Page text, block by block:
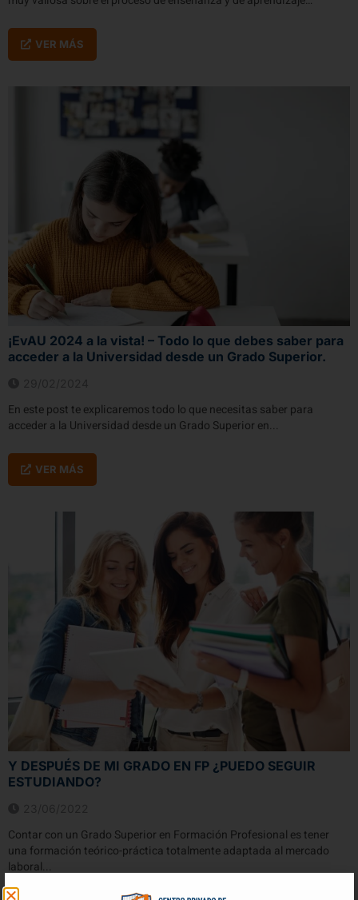
VER MÁS
¡EvAU 2024 a la vista! – Todo lo que debes saber para
acceder a la Universidad desde un Grado Superior.
En este post te explicaremos todo lo que necesitas saber para
acceder a la Universidad desde un Grado Superior en...
VER MÁS
Y DESPUÉS DE MI GRADO EN FP ¿PUEDO SEGUIR
ESTUDIANDO?
Contar con un Grado Superior en Formación Profesional es tener
una formación teórico-práctica totalmente adaptada al mercado
laboral...